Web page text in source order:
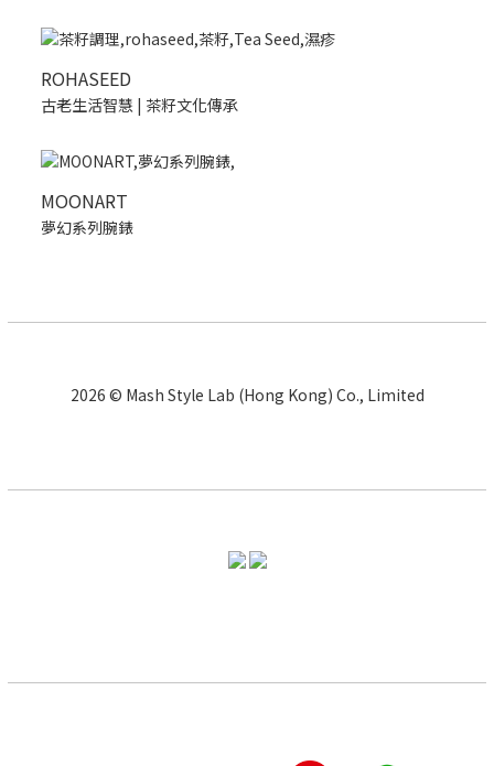
ROHASEED
古老生活智慧 | 茶籽文化傳承
MOONART
夢幻系列腕錶
2026 © Mash Style Lab (Hong Kong) Co., Limited